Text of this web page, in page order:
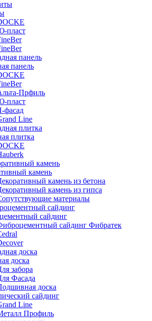
пласт
панель
Прфиль
пласт
фасад
Line
плитка
камень
камень из бетона
камень из гипса
материалы
сайдинг
сайдинг Фибратек
доска
забора
Фасада
доска
сайдинг
Line
Профиль